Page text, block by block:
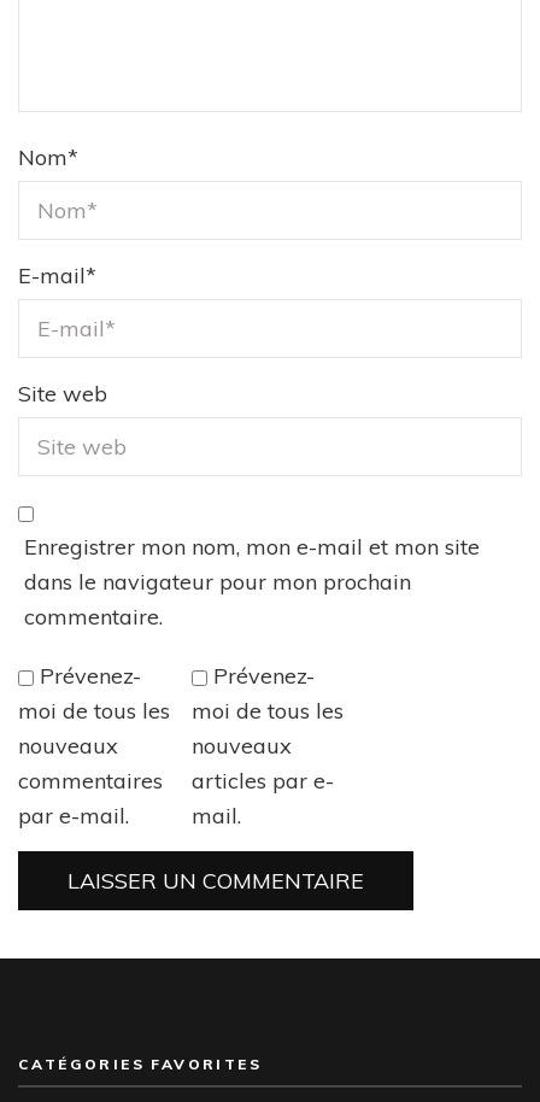
Nom*
E-mail*
Site web
Enregistrer mon nom, mon e-mail et mon site
dans le navigateur pour mon prochain
commentaire.
Prévenez-
moi de tous les
nouveaux
commentaires
par e-mail.
Prévenez-
moi de tous les
nouveaux
articles par e-
mail.
CATÉGORIES FAVORITES